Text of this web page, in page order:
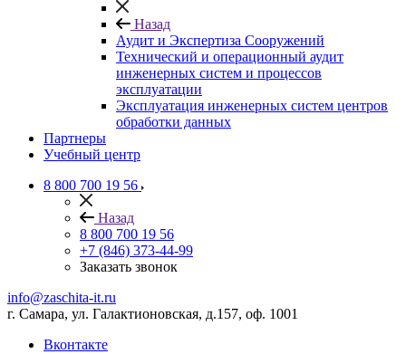
Назад
Аудит и Экспертиза Сооружений
Технический и операционный аудит
инженерных систем и процессов
эксплуатации
Эксплуатация инженерных систем центров
обработки данных
Партнеры
Учебный центр
8 800 700 19 56
Назад
8 800 700 19 56
+7 (846) 373-44-99
Заказать звонок
info@zaschita-it.ru
г. Самара, ул. Галактионовская, д.157, оф. 1001
Вконтакте